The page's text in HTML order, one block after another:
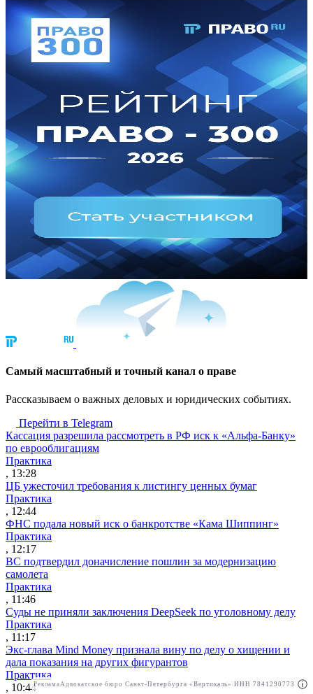
РекламаООО "Право.ру" ИНН: 7704835288
Cамый масштабный и точный канал о праве
Рассказываем о важных деловых и юридических событиях.
Перейти в Telegram
Кассация разрешила рассмотреть в РФ иск к «Альфа-Банку»
по еврооблигациям
Практика
, 13:28
ЦБ ужесточил требования к листингу ценных бумаг
Практика
, 12:44
ФНС подала новый иск о банкротстве «Кама Шиппинг»
Практика
, 12:17
ВС подтвердил доначисление пошлин за модернизацию
самолета
Практика
, 11:46
Суды не приняли заключения DeepSeek по уголовному делу
Практика
, 11:17
Экс-глава Mind Money признала вину по делу о хищении и
дала показания на других фигурантов
Практика
, 10:44Реклама Адвокатское бюро Санкт-Петербурга «Вертикаль» ИНН 7841290773